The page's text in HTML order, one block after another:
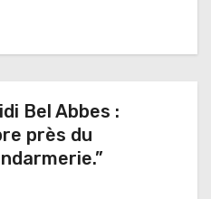
Bel Abbes :
près du